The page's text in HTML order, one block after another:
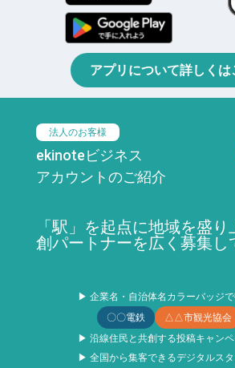
アプリについて詳しくは
法人のお客様
ekinoteビジネス
アカウントのご紹介
「駅」を起点に地域を盛
創パートナーを広く募集し
▶ 企業名・自治体名カラーバッジ
〇〇電鉄
△△市観光協会
▶ 沿線住民と共創する投稿キャン
▶ 全国から集客できるデジタルス